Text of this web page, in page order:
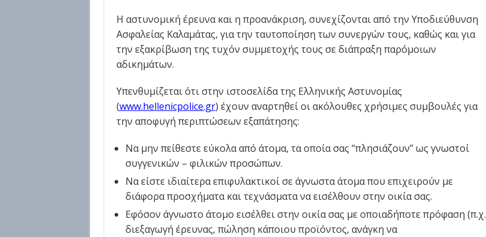
Η αστυνομική έρευνα και η προανάκριση, συνεχίζονται από την Υποδιεύθυνση
Ασφαλείας Καλαμάτας, για την ταυτοποίηση των συνεργών τους, καθώς και για
την εξακρίβωση της τυχόν συμμετοχής τους σε διάπραξη παρόμοιων
αδικημάτων.
Υπενθυμίζεται ότι στην ιστοσελίδα της Ελληνικής Αστυνομίας
(www.hellenicpolice.gr) έχουν αναρτηθεί οι ακόλουθες χρήσιμες συμβουλές για
την αποφυγή περιπτώσεων εξαπάτησης:
Να μην πείθεστε εύκολα από άτομα, τα οποία σας “πλησιάζουν” ως γνωστοί
συγγενικών – φιλικών προσώπων.
Να είστε ιδιαίτερα επιφυλακτικοί σε άγνωστα άτομα που επιχειρούν με
διάφορα προσχήματα και τεχνάσματα να εισέλθουν στην οικία σας.
Εφόσον άγνωστο άτομο εισέλθει στην οικία σας με οποιαδήποτε πρόφαση (π.χ.
διεξαγωγή έρευνας, πώληση κάποιου προϊόντος, ανάγκη να